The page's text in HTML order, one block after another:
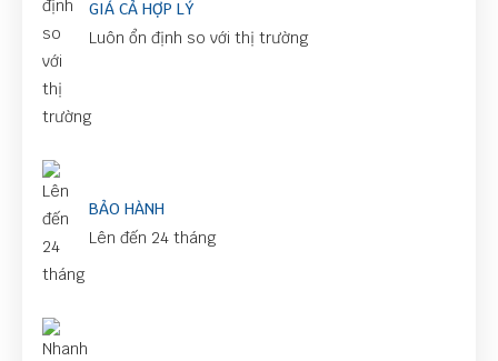
GIÁ CẢ HỢP LÝ
Luôn ổn định so với thị trường
BẢO HÀNH
Lên đến 24 tháng